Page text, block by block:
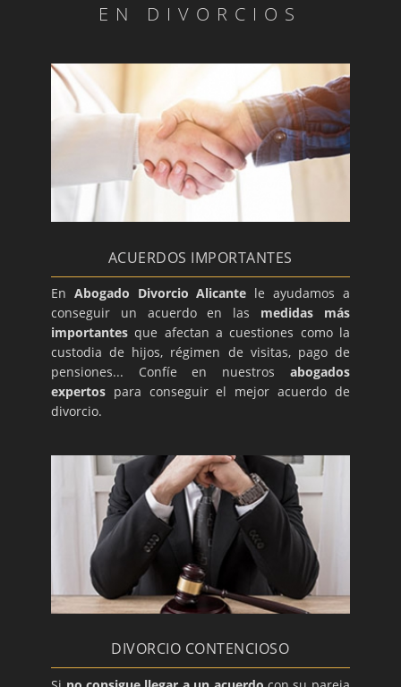
EN DIVORCIOS
ACUERDOS IMPORTANTES
En Abogado Divorcio Alicante le ayudamos a
conseguir un acuerdo en las medidas más
importantesque afectan a cuestiones como la
custodia de hijos, régimen de visitas, pago de
pensiones... Confíe en nuestros abogados
expertos para conseguir el mejor acuerdo de
divorcio.
DIVORCIO CONTENCIOSO